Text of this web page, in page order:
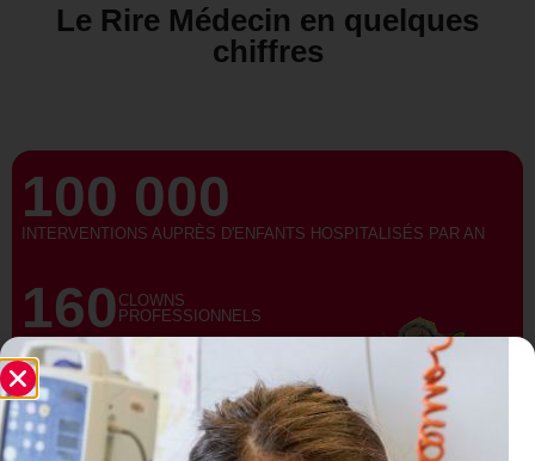
Le Rire Médecin en quelques
chiffres
100 000
INTERVENTIONS AUPRÈS D'ENFANTS HOSPITALISÉS PAR AN
35ANS D’EXISTENCE​
160 CLOWNS
PROFESSIONNELS